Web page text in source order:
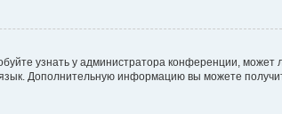
узнать у администратора конференции, может
язык. Дополнительную информацию вы можете